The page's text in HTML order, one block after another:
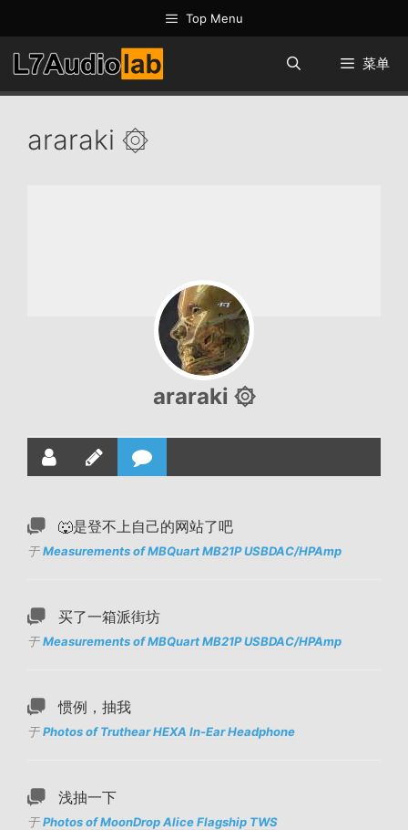
至
内
容
Top Menu
菜单
araraki ۞
araraki ۞
🐺是登不上自己的网站了吧
于Measurements of MBQuart MB21P USBDAC/HPAmp
买了一箱派街坊
于Measurements of MBQuart MB21P USBDAC/HPAmp
惯例，抽我
于Photos of Truthear HEXA In-Ear Headphone
浅抽一下
于Photos of MoonDrop Alice Flagship TWS